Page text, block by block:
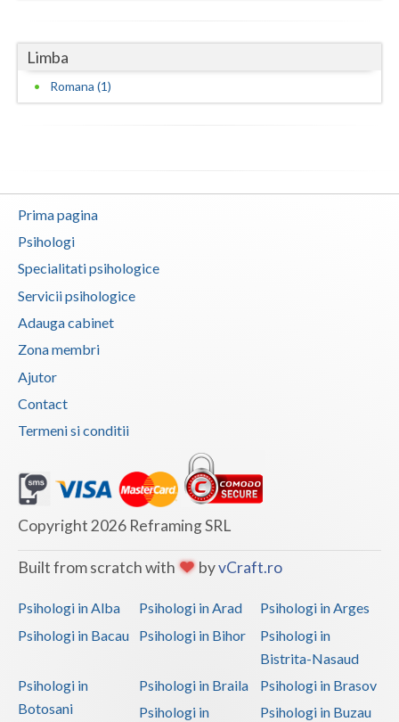
Limba
Romana (1)
Prima pagina
Psihologi
Specialitati psihologice
Servicii psihologice
Adauga cabinet
Zona membri
Ajutor
Contact
Termeni si conditii
Copyright 2026 Reframing SRL
Built from scratch with byvCraft.ro
Psihologi in Alba Psihologi in Arad
Psihologi in Arges
Psihologi in Bacau
Psihologi in Bihor
Psihologi in
Bistrita-Nasaud
Psihologi in
Botosani
Psihologi in Braila
Psihologi in Brasov
Psihologi in
Psihologi in Buzau